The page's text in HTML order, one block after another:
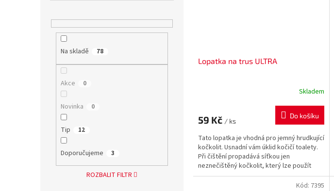
Na skladě 78
Akce 0
Novinka 0
Tip 12
Doporučujeme 3
ROZBALIT FILTR
Lopatka na trus ULTRA
Skladem
59 Kč / ks
Do košíku
Tato lopatka je vhodná pro jemný hrudkující
kočkolit. Usnadní vám úklid kočičí toalety.
Při čištění propadává síťkou jen
neznečištěný kočkolit, který lze použít
znovu. ...
Kód: 7395